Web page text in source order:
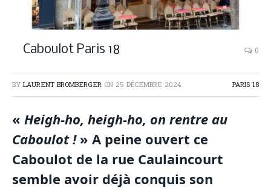
Caboulot Paris 18 0
BY LAURENT BROMBERGER ON 25 DÉCEMBRE 2024 PARIS 18
« Heigh-ho, heigh-ho, on rentre au
Caboulot !» A peine ouvert ce
Caboulot de la rue Caulaincourt
semble avoir déjà conquis son